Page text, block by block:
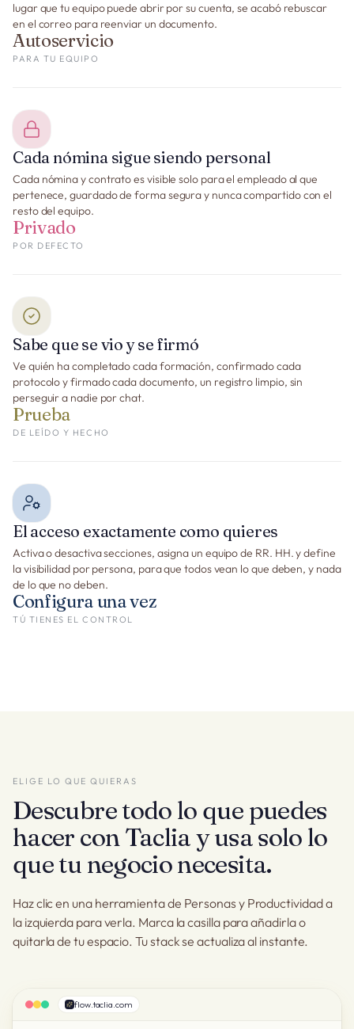
lugar que tu equipo puede abrir por su cuenta, se acabó rebuscar
en el correo para reenviar un documento.
Autoservicio
PARA TU EQUIPO
Cada nómina sigue siendo personal
Cada nómina y contrato es visible solo para el empleado al que
pertenece, guardado de forma segura y nunca compartido con el
resto del equipo.
Privado
POR DEFECTO
Sabe que se vio y se firmó
Ve quién ha completado cada formación, confirmado cada
protocolo y firmado cada documento, un registro limpio, sin
perseguir a nadie por chat.
Prueba
DE LEÍDO Y HECHO
El acceso exactamente como quieres
Activa o desactiva secciones, asigna un equipo de RR. HH. y define
la visibilidad por persona, para que todos vean lo que deben, y nada
de lo que no deben.
Configura una vez
TÚ TIENES EL CONTROL
ELIGE LO QUE QUIERAS
Descubre todo lo que puedes
hacer con Taclia y usa solo lo
que tu negocio necesita.
Haz clic en una herramienta de Personas y Productividad a
la izquierda para verla. Marca la casilla para añadirla o
quitarla de tu espacio. Tu stack se actualiza al instante.
flow.taclia.com